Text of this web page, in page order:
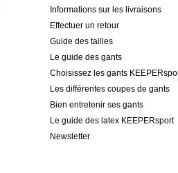
Informations sur les livraisons
Effectuer un retour
Guide des tailles
Le guide des gants
Choisissez les gants
Les différentes coupes de gants
Bien entretenir ses gants
Le guide des latex KEEPERsport
Newsletter